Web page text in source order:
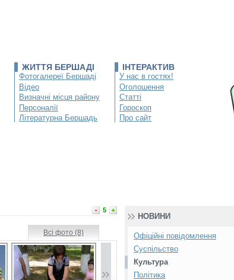
ЖИТТЯ БЕРШАДІ
Фотогалереї Бершаді
Відео
Визначні місця району
Персоналії
Літературна Бершадь
ІНТЕРАКТИВ
У нас в гостях!
Оголошення
Статті
Гороскоп
Про сайт
5
Всі фото (8)
НОВИНИ
Офіційні повідомлення
Суспільство
Культура
Політика